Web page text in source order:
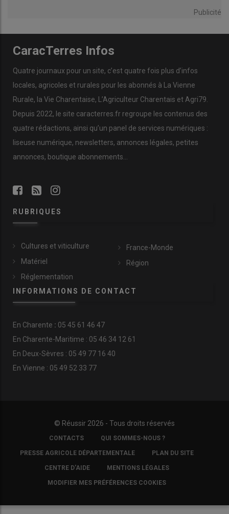
Publicité
CaracTerres Infos
Quatre journaux pour un site, c’est quatre fois plus d’infos
locales, agricoles et rurales pour les abonnés à La Vienne
Rurale, la Vie Charentaise, L’Agriculteur Charentais et Agri79.
Depuis 2022, le site caracterres.fr regroupe les contenus des
quatre rédactions, ainsi qu’un panel de services numériques :
liseuse numérique, newsletters, annonces légales, petites
annonces, boutique abonnements…
RUBRIQUES
Cultures et viticulture
Matériel
Réglementation
France-Monde
Région
INFORMATIONS DE CONTACT
En Charente : 05 45 61 46 47
En Charente-Maritime : 05 46 34 12 61
En Deux-Sèvres : 05 49 77 16 40
En Vienne : 05 49 52 33 77
© Réussir 2026 - Tous droits réservés
COPYRIGHTCONTACTS QUI SOMMES-NOUS ?
PRESSE AGRICOLE DÉPARTEMENTALE PLAN DU SITE
CENTRE D'AIDE MENTIONS LÉGALES
MODIFIER MES PRÉFÉRENCES COOKIES